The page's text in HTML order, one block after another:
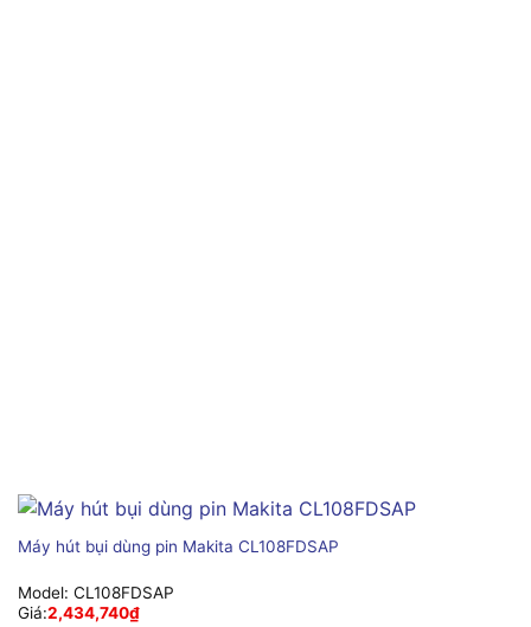
Máy hút bụi dùng pin Makita CL108FDSAP
Model: CL108FDSAP
Giá:2,434,740₫